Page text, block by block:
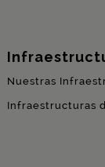
Nuestras
Infraestructuras